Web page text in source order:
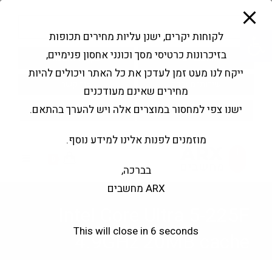
פתח סרגל נגישות
Products
search
החשבון שלי בקשה להצעה
4.9GHz 20MB cache
לקוחות יקרים, ישנן עליות מחירים תכופות
בזיכרונות כרטיסי מסך וכונני אחסון פנימיים,
ייקח לנו מעט זמן לעדכן את כל האתר ויכולים להיות
מחירים שאינם מעודכנים
ישנו צפי למחסור במוצרים אלה ויש להערך בהתאם.
מוזמנים לפנות אלינו למידע נוסף.
בברכה,
ARX מחשבים
This will close in 5 seconds